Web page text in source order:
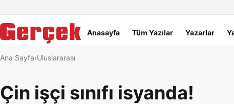
Ana menü
Anasayfa Tüm Yazılar Yazarlar
Ana Sayfa Uluslararası
Çin işçi sınıfı isyanda!